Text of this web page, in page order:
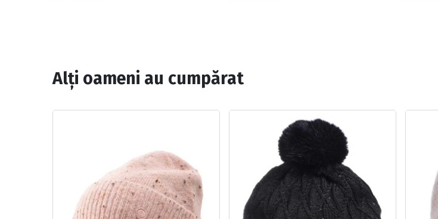
Alți oameni au cumpărat